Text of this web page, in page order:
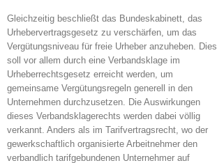
Gleichzeitig beschließt das Bundeskabinett, das
Urhebervertragsgesetz zu verschärfen, um das
Vergütungsniveau für freie Urheber anzuheben. Dies
soll vor allem durch eine Verbandsklage im
Urheberrechtsgesetz erreicht werden, um
gemeinsame Vergütungsregeln generell in den
Unternehmen durchzusetzen. Die Auswirkungen
dieses Verbandsklagerechts werden dabei völlig
verkannt. Anders als im Tarifvertragsrecht, wo der
gewerkschaftlich organisierte Arbeitnehmer den
verbandlich tarifgebundenen Unternehmer auf